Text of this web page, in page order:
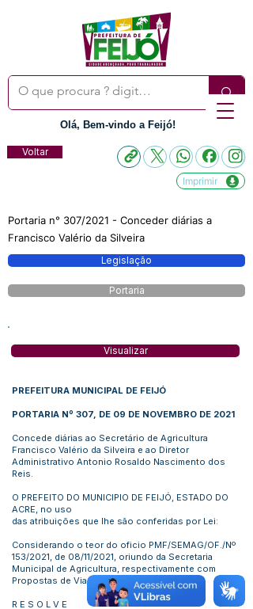
Olá, Bem-vindo a Feijó!
Voltar
Imprimir
Portaria n° 307/2021 - Conceder diárias a
Francisco Valério da Silveira
Legislação
Portaria
Visualizar
PREFEITURA MUNICIPAL DE FEIJÓ
PORTARIA Nº 307, DE 09 DE NOVEMBRO DE 2021
Concede diárias ao Secretário de Agricultura
Francisco Valério da Silveira e ao Diretor
Administrativo Antonio Rosaldo Nascimento dos
Reis.
O PREFEITO DO MUNICIPIO DE FEIJÓ, ESTADO DO
ACRE, no uso
das atribuições que lhe são conferidas por Lei:
Considerando o teor do oficio PMF/SEMAG/OF./Nº
153/2021, de 08/11/2021, oriundo da Secretaria
Municipal de Agricultura, respectivamente com
Propostas de Viagem.
R E S O L V E